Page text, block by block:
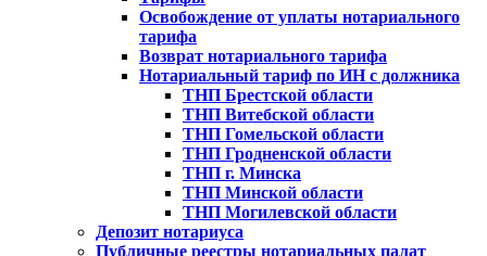
Освобождение от уплаты нотариального
тарифа
Возврат нотариального тарифа
Нотариальный тариф по ИН с должника
ТНП Брестской области
ТНП Витебской области
ТНП Гомельской области
ТНП Гродненской области
ТНП г. Минска
ТНП Минской области
ТНП Могилевской области
Депозит нотариуса
Публичные реестры нотариальных палат